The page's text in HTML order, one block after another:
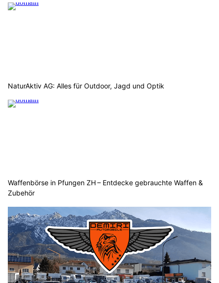
NaturAktiv AG: Alles für Outdoor, Jagd und Optik
Waffenbörse in Pfungen ZH – Entdecke gebrauchte Waffen &
Zubehör